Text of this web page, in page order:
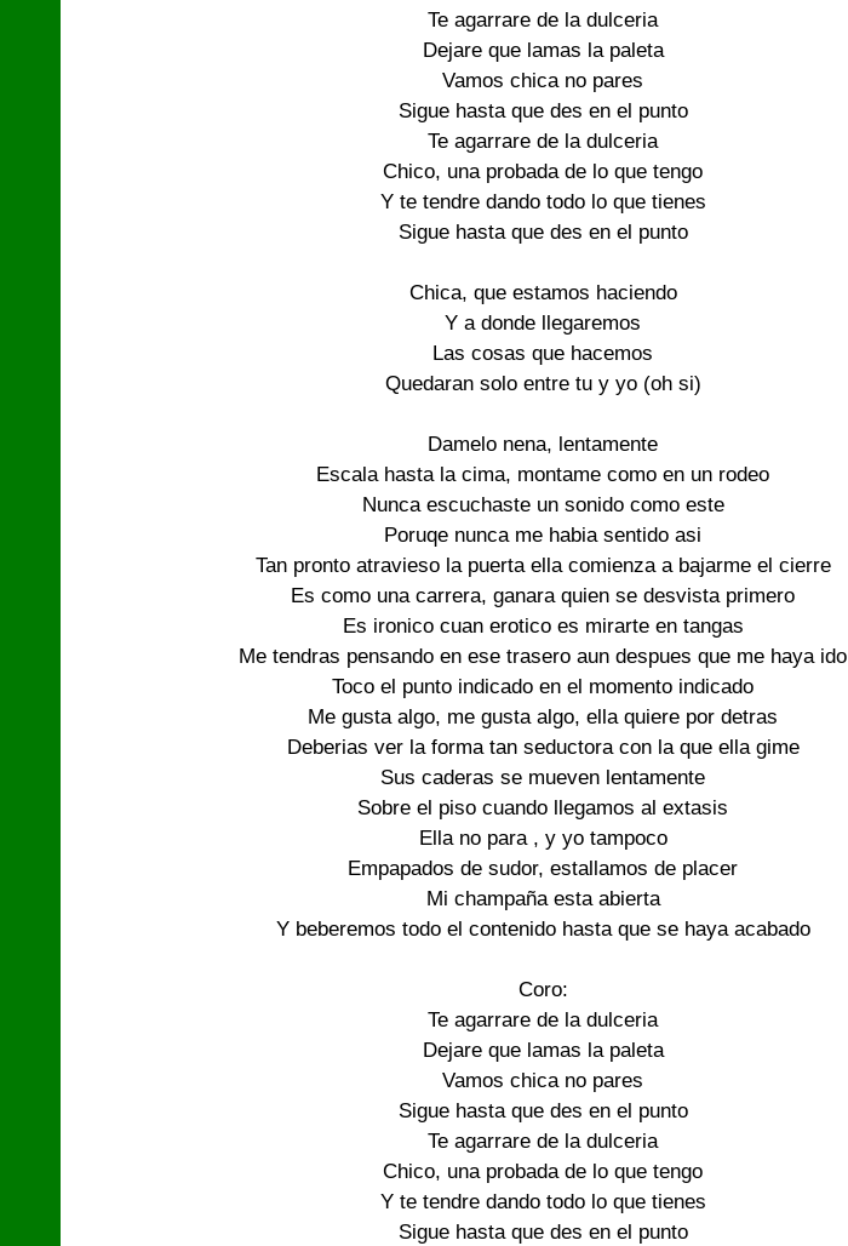
Te agarrare de la dulceria
Dejare que lamas la paleta
Vamos chica no pares
Sigue hasta que des en el punto
Te agarrare de la dulceria
Chico, una probada de lo que tengo
Y te tendre dando todo lo que tienes
Sigue hasta que des en el punto
Chica, que estamos haciendo
Y a donde llegaremos
Las cosas que hacemos
Quedaran solo entre tu y yo (oh si)
Damelo nena, lentamente
Escala hasta la cima, montame como en un rodeo
Nunca escuchaste un sonido como este
Poruqe nunca me habia sentido asi
Tan pronto atravieso la puerta ella comienza a bajarme el cierre
Es como una carrera, ganara quien se desvista primero
Es ironico cuan erotico es mirarte en tangas
Me tendras pensando en ese trasero aun despues que me haya ido
Toco el punto indicado en el momento indicado
Me gusta algo, me gusta algo, ella quiere por detras
Deberias ver la forma tan seductora con la que ella gime
Sus caderas se mueven lentamente
Sobre el piso cuando llegamos al extasis
Ella no para , y yo tampoco
Empapados de sudor, estallamos de placer
Mi champaña esta abierta
Y beberemos todo el contenido hasta que se haya acabado
Coro:
Te agarrare de la dulceria
Dejare que lamas la paleta
Vamos chica no pares
Sigue hasta que des en el punto
Te agarrare de la dulceria
Chico, una probada de lo que tengo
Y te tendre dando todo lo que tienes
Sigue hasta que des en el punto